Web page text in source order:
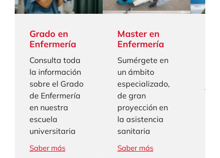
Grado en
Enfermería
Consulta toda
la información
sobre el Grado
de Enfermería
en nuestra
escuela
universitaria
Saber más
Master en
Enfermería
Sumérgete en
un ámbito
especializado,
de gran
proyección en
la asistencia
sanitaria
Saber más